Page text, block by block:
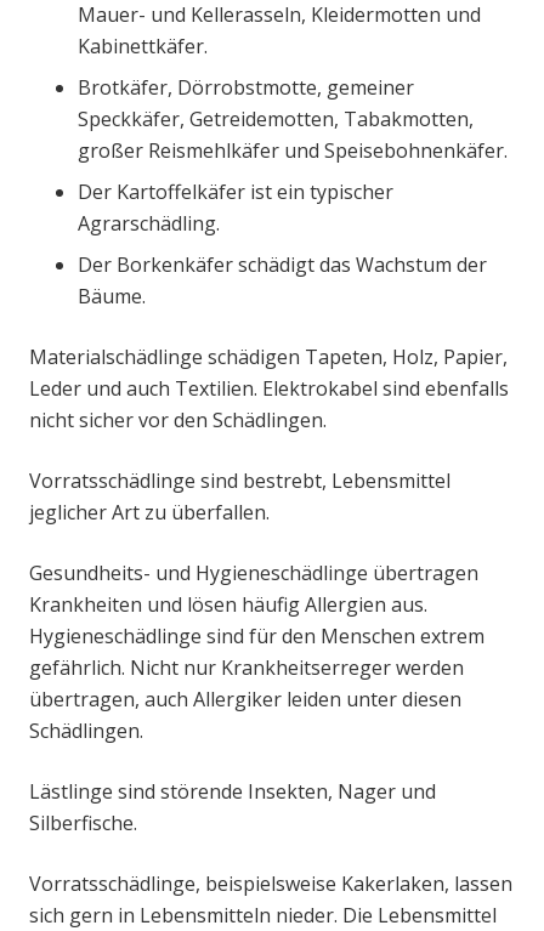
Mauer- und Kellerasseln, Kleidermotten und
Kabinettkäfer.
Brotkäfer, Dörrobstmotte, gemeiner
Speckkäfer, Getreidemotten, Tabakmotten,
großer Reismehlkäfer und Speisebohnenkäfer.
Der Kartoffelkäfer ist ein typischer
Agrarschädling.
Der Borkenkäfer schädigt das Wachstum der
Bäume.
Materialschädlinge schädigen Tapeten, Holz, Papier,
Leder und auch Textilien. Elektrokabel sind ebenfalls
nicht sicher vor den Schädlingen.
Vorratsschädlinge sind bestrebt, Lebensmittel
jeglicher Art zu überfallen.
Gesundheits- und Hygieneschädlinge übertragen
Krankheiten und lösen häufig Allergien aus.
Hygieneschädlinge sind für den Menschen extrem
gefährlich. Nicht nur Krankheitserreger werden
übertragen, auch Allergiker leiden unter diesen
Schädlingen.
Lästlinge sind störende Insekten, Nager und
Silberfische.
Vorratsschädlinge, beispielsweise Kakerlaken, lassen
sich gern in Lebensmitteln nieder. Die Lebensmittel